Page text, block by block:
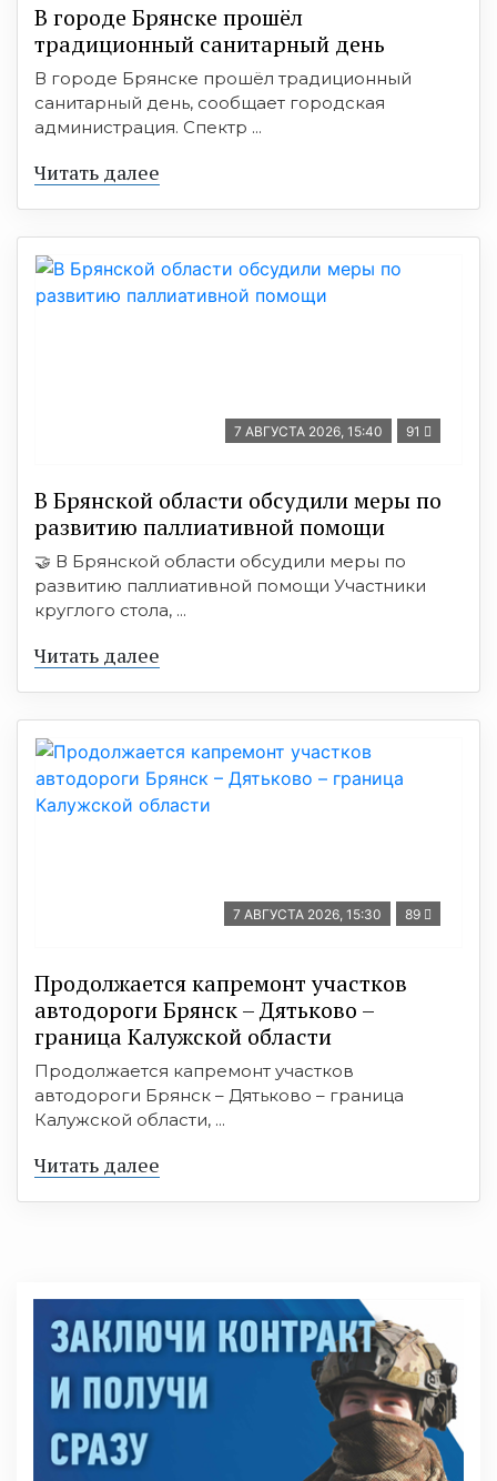
В городе Брянске прошёл
традиционный санитарный день
В городе Брянске прошёл традиционный
санитарный день, сообщает городская
администрация. Спектр ...
Читать далее
7 АВГУСТА 2026, 15:40 91
В Брянской области обсудили меры по
развитию паллиативной помощи
🤝 В Брянской области обсудили меры по
развитию паллиативной помощи Участники
круглого стола, ...
Читать далее
7 АВГУСТА 2026, 15:30 89
Продолжается капремонт участков
автодороги Брянск – Дятьково –
граница Калужской области
Продолжается капремонт участков
автодороги Брянск – Дятьково – граница
Калужской области, ...
Читать далее